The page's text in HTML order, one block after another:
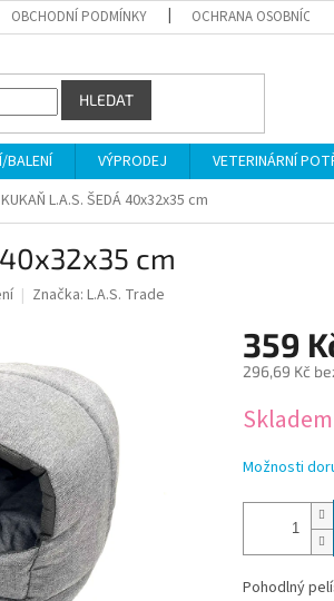
OBCHODNÍ PODMÍNKY OCHRANA OSOBNÍCH
HLEDAT
BALENÍ VÝPRODEJ VETERINÁRNÍ
KUKAŇ L.A.S. ŠEDÁ 40x32x35 cm
40x32x35 cm
Značka: L.A.S. Trade
359
296,69 Kč
cena:
Skladem
Možnosti
Pohodlný